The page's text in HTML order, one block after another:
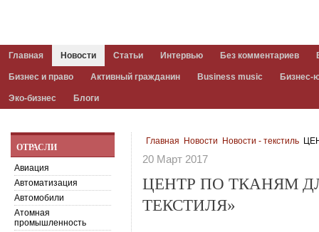
Главная Новости Статьи Интервью Без комментариев
Бизнес и право Активный гражданин Business music Бизнес-
Эко-бизнес Блоги
Главная Новости Новости - текстиль
20 Март 2017
ЦЕНТР ПО ТКАНЯМ
ТЕКСТИЛЯ»
ОТРАСЛИ
Авиация
Автоматизация
Автомобили
Атомная
промышленность